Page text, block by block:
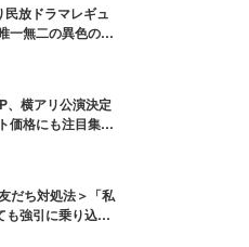
放ドラマレギュ
一無二の異色のバ
横アリ公演決定
価格にも注目集ま
だち対処法＞「私
も強引に乗り込ん